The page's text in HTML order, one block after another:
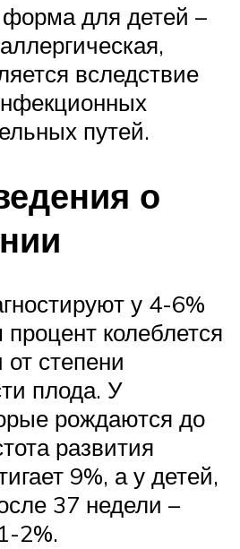
для детей –
вследствие
путей.
о
у 4-6%
колеблется
степени
плода. У
рождаются до
развития
9%, а у детей,
37 недели –
2%.